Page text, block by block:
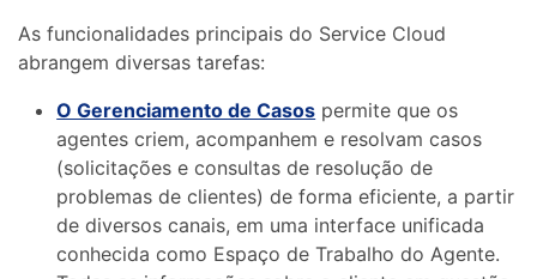
As funcionalidades principais do Service Cloud
abrangem diversas tarefas:
O Gerenciamento de Casos permite que os
agentes criem, acompanhem e resolvam casos
(solicitações e consultas de resolução de
problemas de clientes) de forma eficiente, a partir
de diversos canais, em uma interface unificada
conhecida como Espaço de Trabalho do Agente.